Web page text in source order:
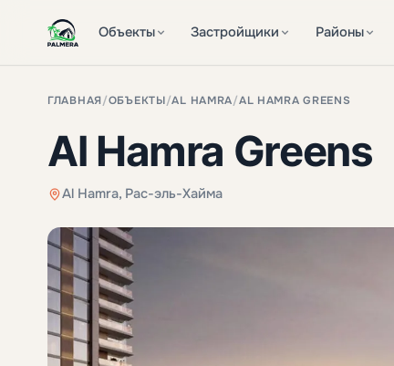
Объекты Застройщики Районы
ГЛАВНАЯ/ОБЪЕКТЫ/AL HAMRA/AL HAMRA GREENS
Al Hamra Greens
Al Hamra, Рас-эль-Хайма